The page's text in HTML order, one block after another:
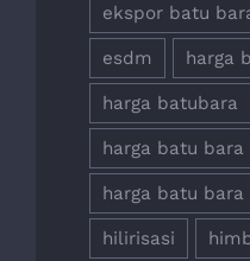
ekspor batu
esdm harga
harga batubara
harga batu bara
harga batu bara
hilirisasi